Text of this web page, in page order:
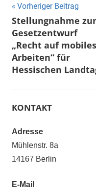
Vorheriger Beitrag
Stellungnahme
Gesetzentwurf
„Recht auf mobiles
Arbeiten“ für
Hessischen
KONTAKT
Adresse
Mühlenstr. 8a
14167 Berlin
E-Mail